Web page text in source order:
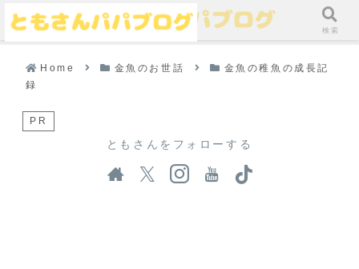
Home 金魚のお世話
金魚の稚魚の成長記
録
PR
ともさんをフォローする
メニュー 検索